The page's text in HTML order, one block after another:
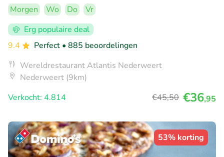
Morgen Wo Do
Vr
Erg populaire deal
9.4
Perfect • 885 beoordelingen
Wereldrestaurant Atlantis Nederweert
Nederweert (9km)
Verkocht: 4.814
€45,50 €36,95
53% korting